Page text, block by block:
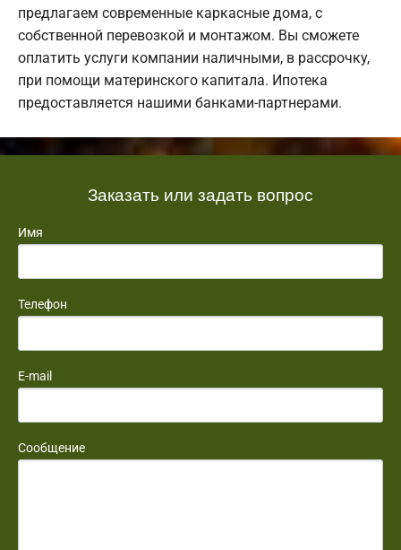
предлагаем современные каркасные дома, с
собственной перевозкой и монтажом. Вы сможете
оплатить услуги компании наличными, в рассрочку,
при помощи материнского капитала. Ипотека
предоставляется нашими банками-партнерами.
Заказать или задать вопрос
Имя
Телефон
E-mail
Сообщение